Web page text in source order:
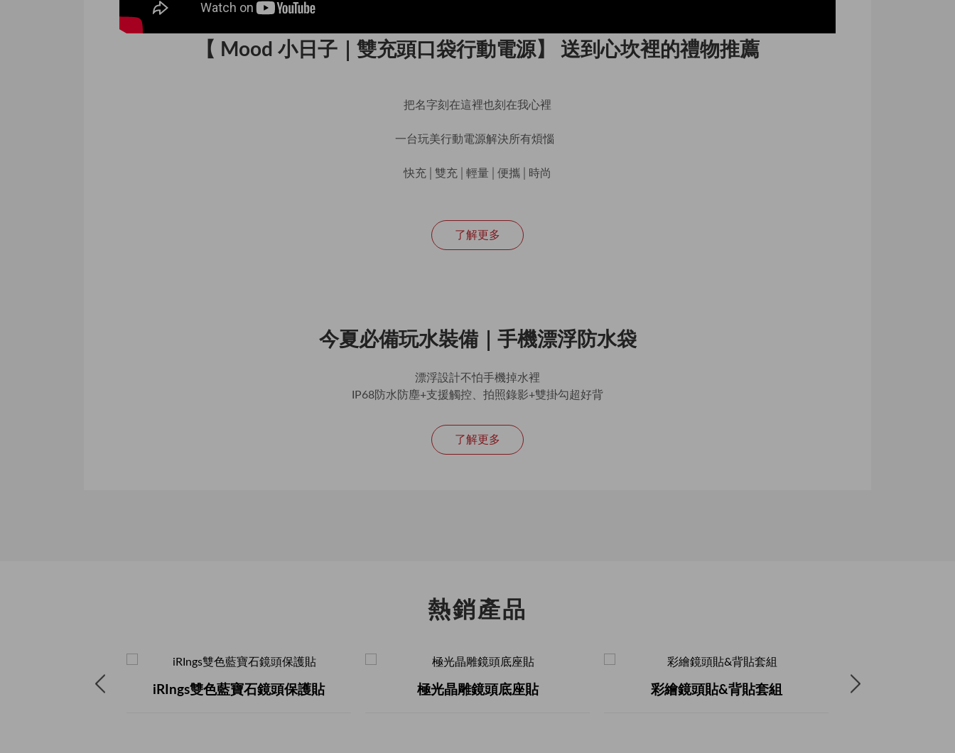
【 Mood 小日子｜雙充頭口袋行動電源】 送到心坎裡的禮物推薦
把名字刻在這裡也刻在我心裡
一台玩美行動電源解決所有煩惱
快充│雙充│輕量│便攜│時尚
了解更多
今夏必備玩水裝備｜手機漂浮防水袋
漂浮設計不怕手機掉水裡
IP68防水防塵+支援觸控、拍照錄影+雙掛勾超好背
了解更多
熱銷產品
小日子-客製化姓名 小日子-懶懶怪 黑占盾平板-懶懶怪